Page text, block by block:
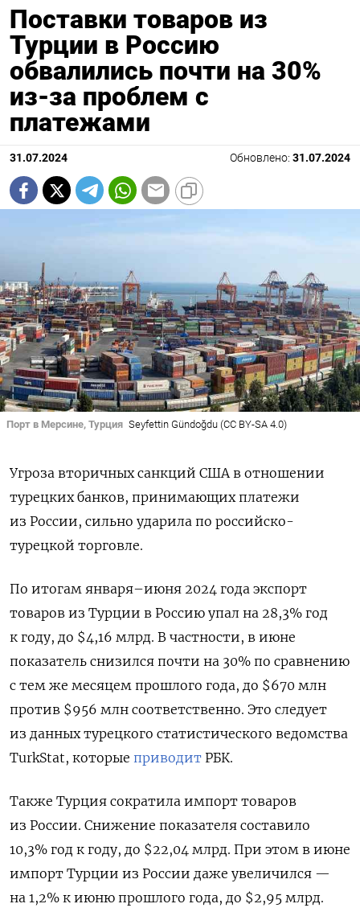
Поставки товаров из
Турции в Россию
обвалились почти на 30%
из-за проблем с
платежами
31.07.2024 Обновлено: 31.07.2024
Порт в Мерсине, Турция Seyfettin Gündoğdu (CC BY-SA 4.0)
Угроза вторичных санкций США в отношении
турецких банков, принимающих платежи
из России, сильно ударила по российско-
турецкой торговле.
По итогам января–июня 2024 года экспорт
товаров из Турции в Россию упал на 28,3% год
к году, до $4,16 млрд. В частности, в июне
показатель снизился почти на 30% по сравнению
с тем же месяцем прошлого года, до $670 млн
против $956 млн соответственно. Это следует
из данных турецкого статистического ведомства
TurkStat, которые приводит РБК.
Также Турция сократила импорт товаров
из России. Снижение показателя составило
10,3% год к году, до $22,04 млрд. При этом в июне
импорт Турции из России даже увеличился —
на 1,2% к июню прошлого года, до $2,95 млрд.